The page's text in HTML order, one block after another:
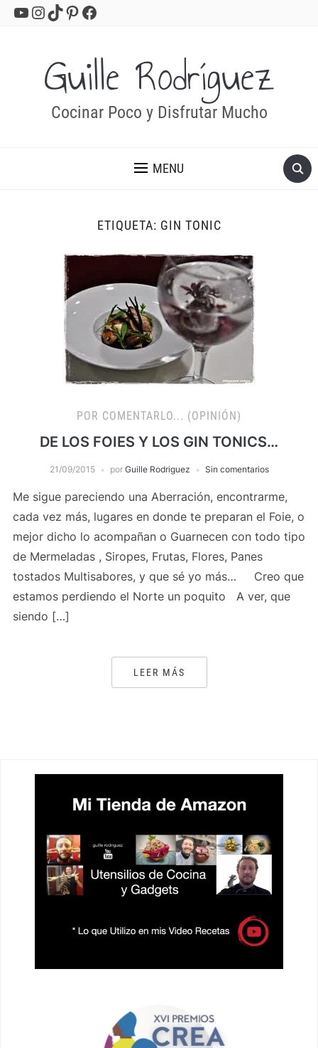
YouTube
Instagram
TikTok
Pinterest
Facebook
Guille Rodríguez
Cocinar Poco y Disfrutar Mucho
MENU
ETIQUETA: GIN TONIC
POR COMENTARLO... (OPINIÓN)
DE LOS FOIES Y LOS GIN TONICS…
21/09/2015 por Guille Rodriguez Sin comentarios
Me sigue pareciendo una Aberración, encontrarme,
cada vez más, lugares en donde te preparan el Foie, o
mejor dicho lo acompañan o Guarnecen con todo tipo
de Mermeladas , Siropes, Frutas, Flores, Panes
tostados Multisabores, y que sé yo más… Creo que
estamos perdiendo el Norte un poquito A ver, que
siendo […]
LEER MÁS